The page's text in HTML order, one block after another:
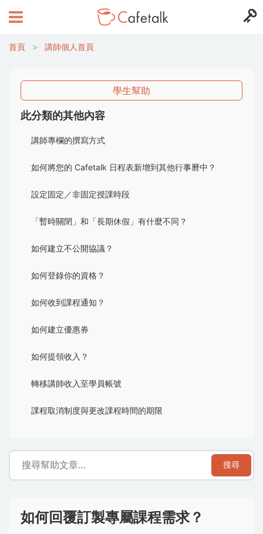
首頁 > 講師個人首頁
學生幫助
此分類的其他內容
講師專欄的撰寫方式
如何將您的 Cafetalk 日程表新增到其他行事曆中？
設定固定／非固定授課時段
「暫時關閉」和「長期休假」有什麼不同？
如何建立不公開協議？
如何登錄你的資格？
如何收到課程通知？
如何建立優惠券
如何提領收入？
轉移講師收入至學員帳號
課程取消制度與更改課程時間的期限
搜尋
如何回覆訂製專屬課程需求？